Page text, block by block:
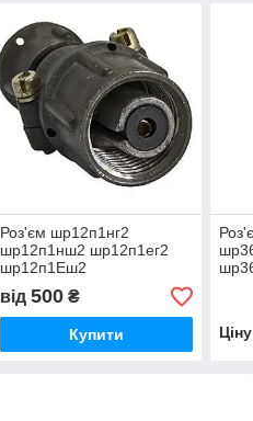
Роз'єм шр12п1нг2
шр12п1нш2 шр12п1ег2
шр12п1Еш2
від 500₴
Купити